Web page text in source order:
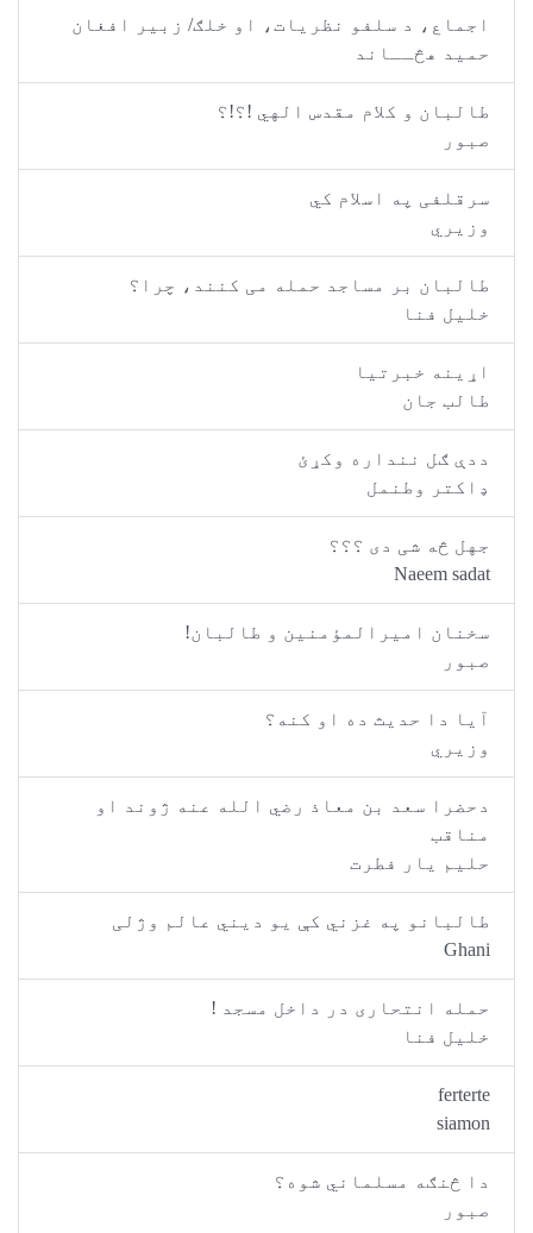
د سلفو نظریات، او خلګ/ زبیر افغان
هڅــاند
و کلام مقدس الهي !؟!؟
په اسلام کي
بر مساجد حمله می کنند، چرا؟
فنا
خبرتیا
جان
ګل ننداره وکړئ
وطنمل
څه شی دی ؟؟؟
Naeem
امیرالمؤمنین و طالبان!
دا حدیث ده او کنه؟
سعد بن معاذ رضي الله عنه ژوند او
یار فطرت
په غزني کې يو ديني عالم وژلی
انتحاری در داخل مسجد !
فنا
څنګه مسلماني شوه؟